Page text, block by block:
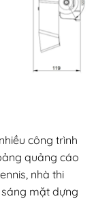
công trình
quảng cáo
nhà thi
sáng mặt dựng